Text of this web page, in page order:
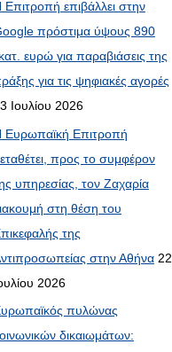
Επιτροπή επιβάλλει στην
πρόστιμα ύψους 890
ευρώ για παραβιάσεις της
για τις ψηφιακές αγορές
Ιουλίου 2026
Ευρωπαϊκή Επιτροπή
προς το συμφέρον
υπηρεσίας, τον Ζαχαρία
στη θέση του
της
στην Αθήνα 22
2026
πυλώνας
δικαιωμάτων: